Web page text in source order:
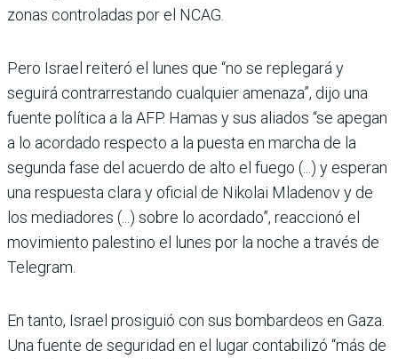
zonas controladas por el NCAG.
Pero Israel reiteró el lunes que “no se replegará y
seguirá contrarrestando cualquier amenaza”, dijo una
fuente política a la AFP. Hamas y sus aliados “se apegan
a lo acordado respecto a la puesta en marcha de la
segunda fase del acuerdo de alto el fuego (...) y esperan
una respuesta clara y oficial de Nikolai Mladenov y de
los mediadores (...) sobre lo acordado”, reaccionó el
movimiento palestino el lunes por la noche a través de
Telegram.
En tanto, Israel prosiguió con sus bombardeos en Gaza.
Una fuente de seguridad en el lugar contabilizó “más de